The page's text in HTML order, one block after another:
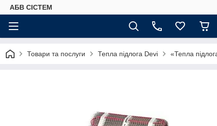
АБВ СІСТЕМ
Товари та послуги Тепла підлога Devi «Тепла